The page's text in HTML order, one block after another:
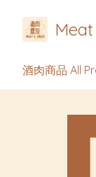
酒肉商品 All